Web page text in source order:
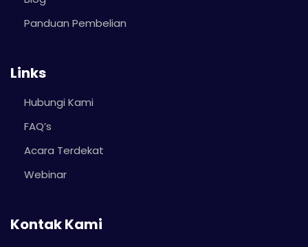
Panduan Pembelian
Links
Hubungi Kami
FAQ’s
Acara Terdekat
Webinar
Kontak Kami